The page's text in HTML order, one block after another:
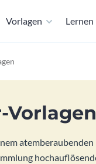
Vorlagen Lernen